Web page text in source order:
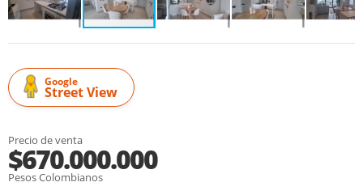
Google
Street View
Precio de venta
$670.000.000
Pesos Colombianos